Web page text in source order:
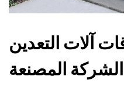
آلات التعدين
الشركة المصنعة